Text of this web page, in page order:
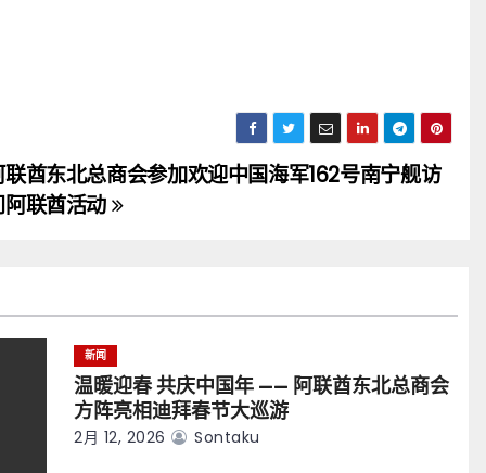
联酋东北总商会参加欢迎中国海军162号南宁舰访
阿联酋活动
新闻
温暖迎春 共庆中国年 —— 阿联酋东北总商会
方阵亮相迪拜春节大巡游
2月 12, 2026 Sontaku